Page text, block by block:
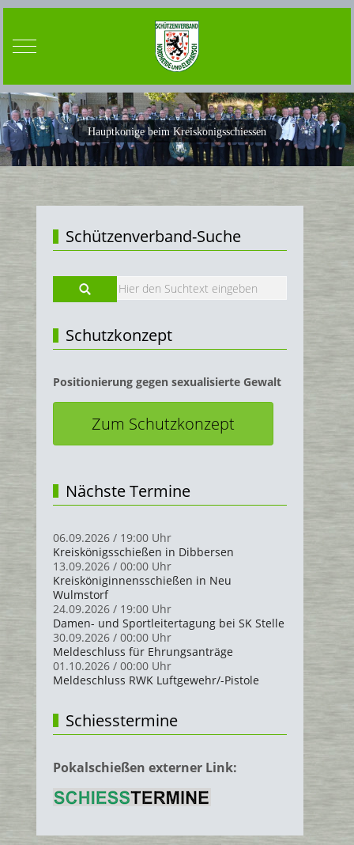
Mobile Menu Toggle
Hauptkonige beim Kreiskonigsschiessen
Schützenverband-Suche
Schutzkonzept
Positionierung gegen sexualisierte Gewalt
Zum Schutzkonzept
Nächste Termine
06.09.2026/ 19:00 Uhr
Kreiskönigsschießen in Dibbersen
13.09.2026/ 00:00 Uhr
Kreisköniginnensschießen in Neu
Wulmstorf
24.09.2026/ 19:00 Uhr
Damen- und Sportleitertagung bei SK Stelle
30.09.2026/ 00:00 Uhr
Meldeschluss für Ehrungsanträge
01.10.2026/ 00:00 Uhr
Meldeschluss RWK Luftgewehr/-Pistole
Schiesstermine
Pokalschießen externer Link: